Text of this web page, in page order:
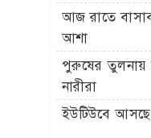
আজ রাতে
আশা
পুরুষের তুলনায়
নারীরা
ইউটিউবে আসছে